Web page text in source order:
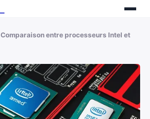
Comparaison entre processeurs Intel et